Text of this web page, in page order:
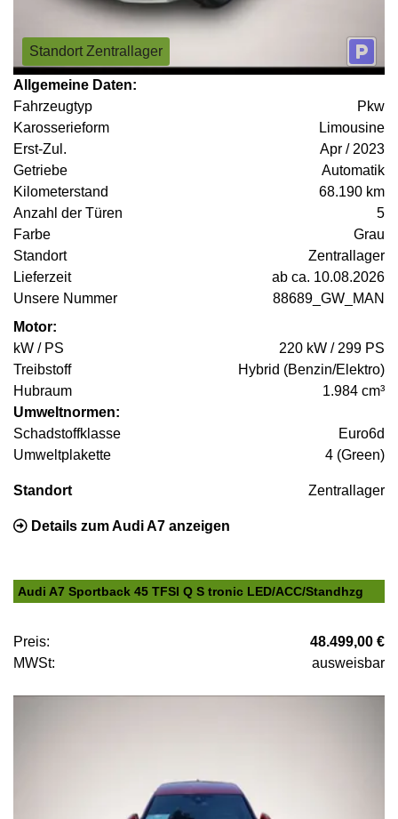
Standort Zentrallager
Allgemeine Daten:
Fahrzeugtyp
Pkw
Karosserieform
Limousine
Erst-Zul.
Apr / 2023
Getriebe
Automatik
Kilometerstand
68.190 km
Anzahl der Türen
5
Farbe
Grau
Standort
Zentrallager
Lieferzeit
ab ca. 10.08.2026
Unsere Nummer
88689_GW_MAN
Motor:
kW / PS
220 kW / 299 PS
Treibstoff
Hybrid (Benzin/Elektro)
Hubraum
1.984 cm³
Umweltnormen:
Schadstoffklasse
Euro6d
Umweltplakette
4 (Green)
Standort Zentrallager
Details zum Audi A7 anzeigen
Audi A7 Sportback 45 TFSI Q S tronic LED/ACC/Standhzg
Preis:
48.499,00 €
MWSt:
ausweisbar